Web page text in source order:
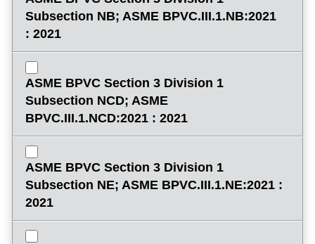
Subsection NB; ASME BPVC.III.1.NB:2021
: 2021
ASME BPVC Section 3 Division 1
Subsection NCD; ASME
BPVC.III.1.NCD:2021 : 2021
ASME BPVC Section 3 Division 1
Subsection NE; ASME BPVC.III.1.NE:2021 :
2021